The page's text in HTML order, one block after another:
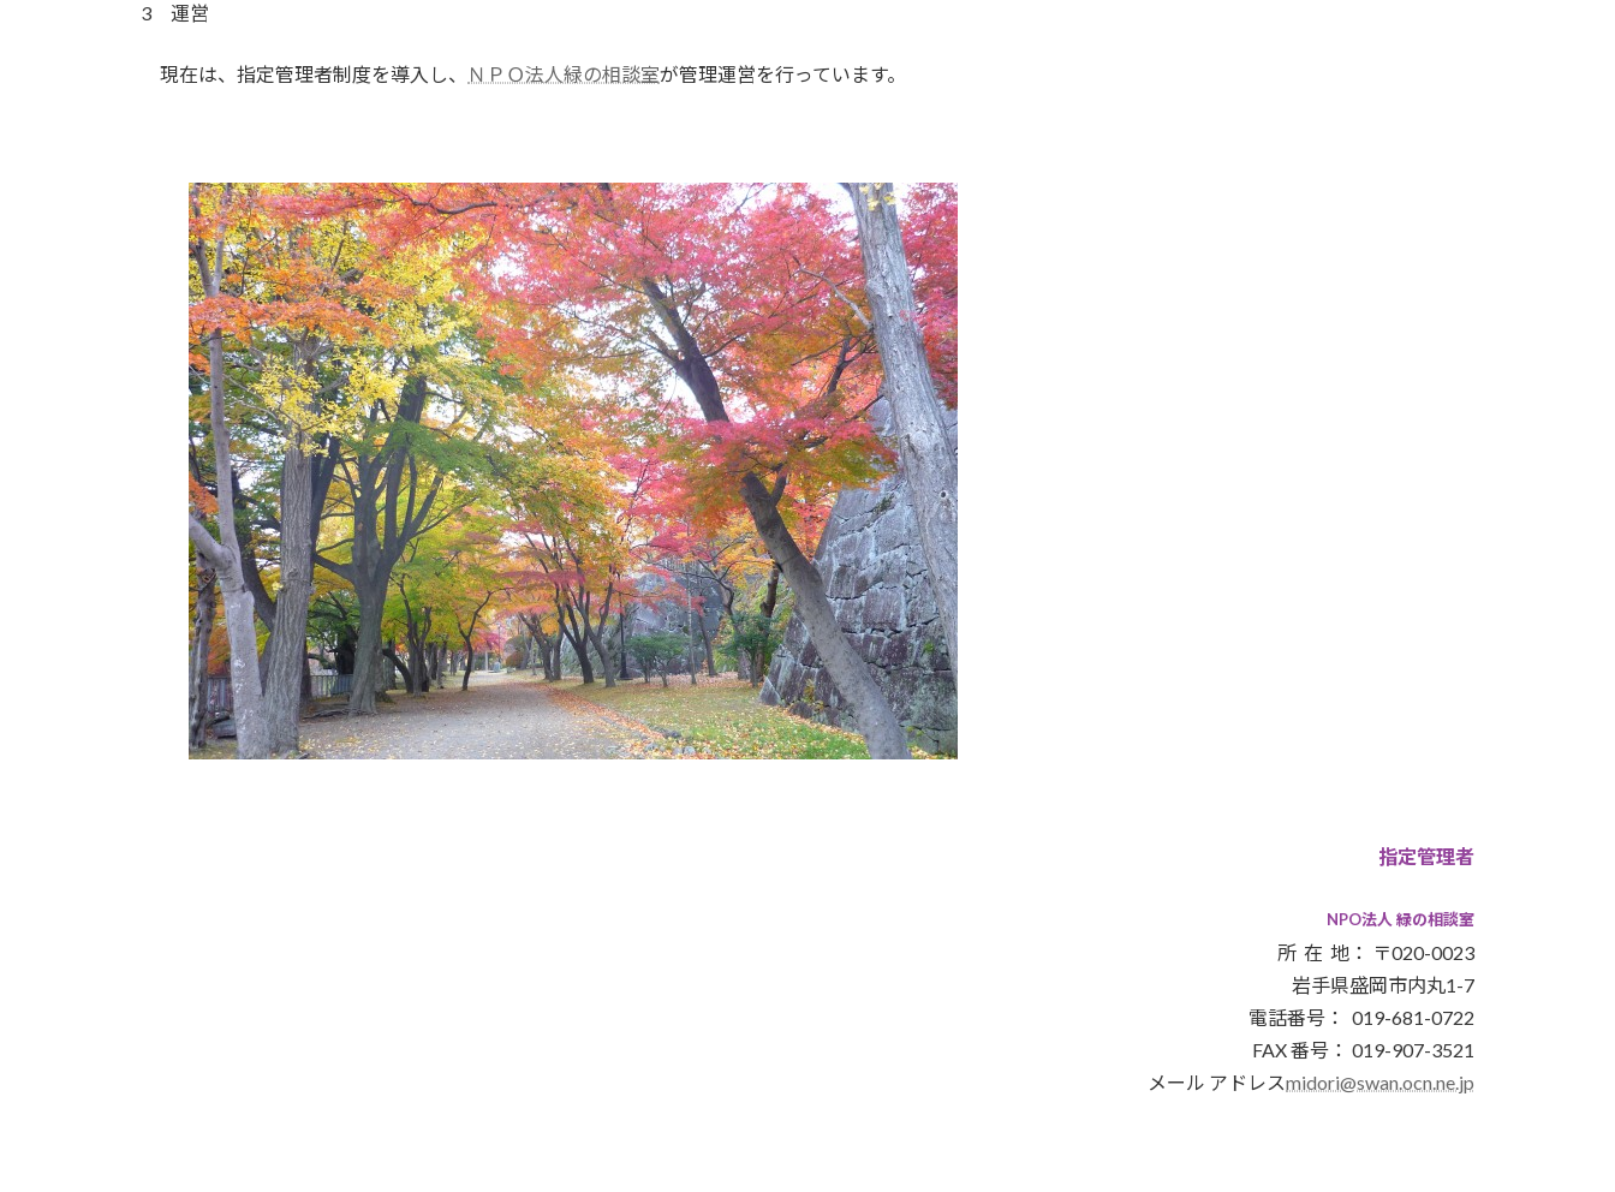
3 運営
現在は、指定管理者制度を導入し、 ＮＰＯ法人緑の相談室が管理運営を行っています。
指定管理者
NPO法人 緑の相談室
所 在 地： 〒020-0023
岩手県盛岡市内丸1-7
電話番号： 019-681-0722
FAX 番号： 019-907-3521
メール アドレスmidori@swan.ocn.ne.jp